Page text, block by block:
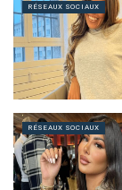
RÉSEAUX SOCIAUX
RÉSEAUX SOCIAUX